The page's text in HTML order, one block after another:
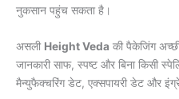
नुकसान पहुंच सकता है।
असली Height Veda की पैकेजिंग
जानकारी साफ, स्पष्ट और बिना किसी
मैन्युफैक्चरिंग डेट, एक्सपायरी डेट और